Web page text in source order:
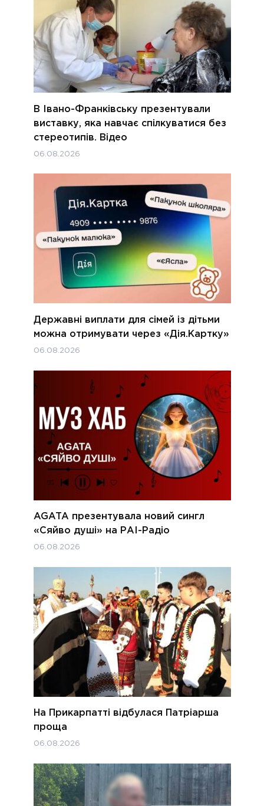
В Івано-Франківську презентували
виставку, яка навчає спілкуватися без
стереотипів. Відео
06.08.2026
Державні виплати для сімей із дітьми
можна отримувати через «Дія.Картку»
06.08.2026
AGATA презентувала новий сингл
«Сяйво душі» на РАІ-Радіо
06.08.2026
На Прикарпатті відбулася Патріарша
проща
06.08.2026